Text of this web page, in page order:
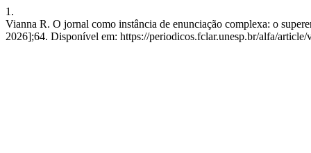
1.
Vianna R. O jornal como instância de enunciação complexa: o
2026];64. Disponível em: https://periodicos.fclar.unesp.br/alfa/article/